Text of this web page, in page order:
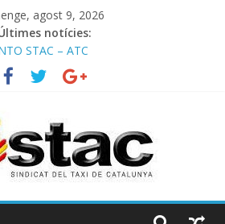
agost 9, 2026
notícies:
STAC – ATC
de la reunión con los Mossos d
de Barcelona.
LIBRE 29.07.2026 en COOLTURA FM.
TÈCNICA PARA MEJORAR LA
EN EL PUERTO DE BARCELONA.
LIBRE 22.07.2026 en COOLTURA FM.